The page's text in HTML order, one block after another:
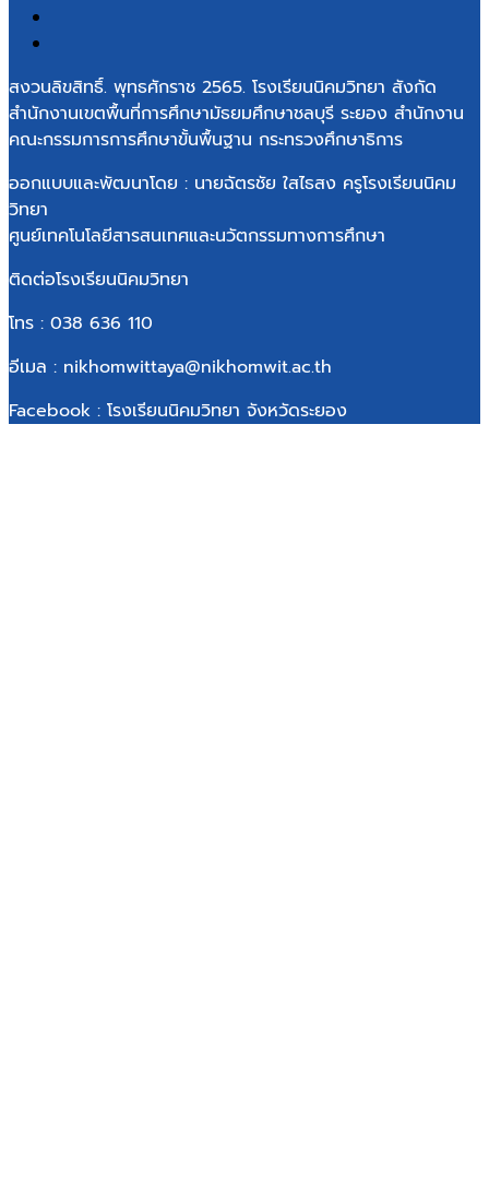
สงวนลิขสิทธิ์. พุทธศักราช 2565. โรงเรียนนิคมวิทยา สังกัด
สำนักงานเขตพื้นที่การศึกษามัธยมศึกษาชลบุรี ระยอง สำนักงาน
คณะกรรมการการศึกษาขั้นพื้นฐาน กระทรวงศึกษาธิการ
ออกแบบและพัฒนาโดย : นายฉัตรชัย ใสไธสง ครูโรงเรียนนิคม
วิทยา
ศูนย์เทคโนโลยีสารสนเทศและนวัตกรรมทางการศึกษา
ติดต่อโรงเรียนนิคมวิทยา
โทร : 038 636 110
อีเมล : nikhomwittaya@nikhomwit.ac.th
Facebook : โรงเรียนนิคมวิทยา จังหวัดระยอง